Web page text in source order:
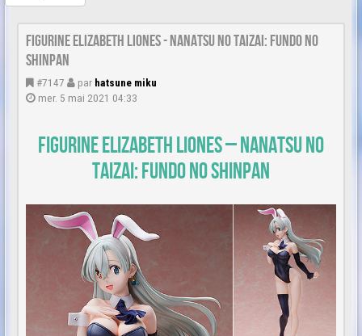
Figurine Elizabeth Liones - Nanatsu no Taizai: Fundo no
Shinpan
#7147 par hatsune miku
mer. 5 mai 2021 04:33
Figurine Elizabeth Liones – Nanatsu no
Taizai: Fundo no Shinpan